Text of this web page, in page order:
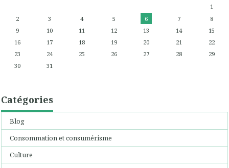
1
2
3 4 5 6 7
8
9
10 11 12 13 14
15
16
17 18 19 20 21
22
23
24 25 26 27 28
29
30
31
Catégories
Blog
Consommation et consumérisme
Culture